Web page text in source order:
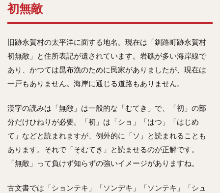
初無敵
旧跡永賀村の太平洋に面する地名。現在は「釧路町跡永賀村
初無敵」と住所表記が遺されています。岩礁が多い海岸線で
あり、かつては昆布漁のために民家がありましたが、現在は
一戸もありません。海岸に通じる道路もありません。
漢字の読みは「無敵」は一般的な「むてき」で、「初」の部
分だけひねりが必要。「初」は「ショ」「はつ」「はじめ
て」などと読まれますが、例外的に「ソ」と読まれることも
あります。それで「そむてき」と読ませるのが正解です。
「無敵」って負けず知らずの強いイメージがありますね。
古文書では「ションテキ」「ソンデキ」「ソンテキ」「シュ